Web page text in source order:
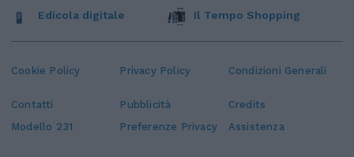
Cookie Policy Privacy Policy Condizioni Generali
Contatti Pubblicità
Credits
Modello 231
Preferenze Privacy Assistenza
Edicola digitale Il Tempo Shopping